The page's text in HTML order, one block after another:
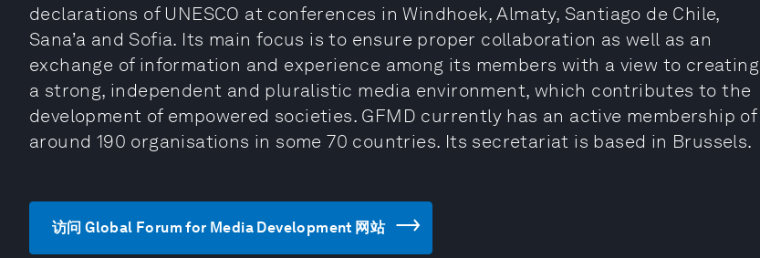
declarations of UNESCO at conferences in Windhoek, Almaty, Santiago de Chile,
Sana’a and Sofia. Its main focus is to ensure proper collaboration as well as an
exchange of information and experience among its members with a view to creating
a strong, independent and pluralistic media environment, which contributes to the
development of empowered societies. GFMD currently has an active membership of
around 190 organisations in some 70 countries. Its secretariat is based in Brussels.
访问 Global Forum for Media Development 网站